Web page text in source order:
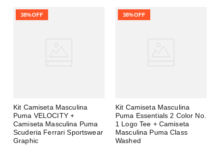
Kit Camiseta Masculina
Puma VELOCITY +
Camiseta Masculina Puma
Scuderia Ferrari Sportswear
Graphic
38%OFF
Kit Camiseta Masculina
Puma Essentials 2 Color No.
1 Logo Tee + Camiseta
Masculina Puma Class
Washed
38%OFF